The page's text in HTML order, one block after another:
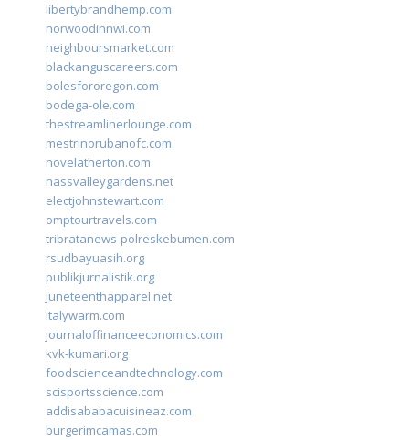
libertybrandhemp.com
norwoodinnwi.com
neighboursmarket.com
blackanguscareers.com
bolesfororegon.com
bodega-ole.com
thestreamlinerlounge.com
mestrinorubanofc.com
novelatherton.com
nassvalleygardens.net
electjohnstewart.com
omptourtravels.com
tribratanews-polreskebumen.com
rsudbayuasih.org
publikjurnalistik.org
juneteenthapparel.net
italywarm.com
journaloffinanceeconomics.com
kvk-kumari.org
foodscienceandtechnology.com
scisportsscience.com
addisababacuisineaz.com
burgerimcamas.com